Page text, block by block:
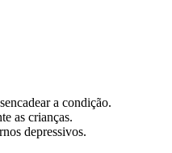
a condição.
as crianças.
depressivos.